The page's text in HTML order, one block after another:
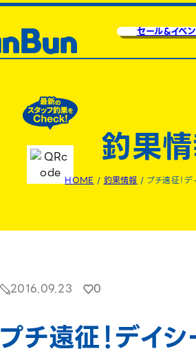
セール&イベ
釣果
HOME / 釣果情報 / プチ遠征！デ
2016.09.23 0
プチ遠征！デイ